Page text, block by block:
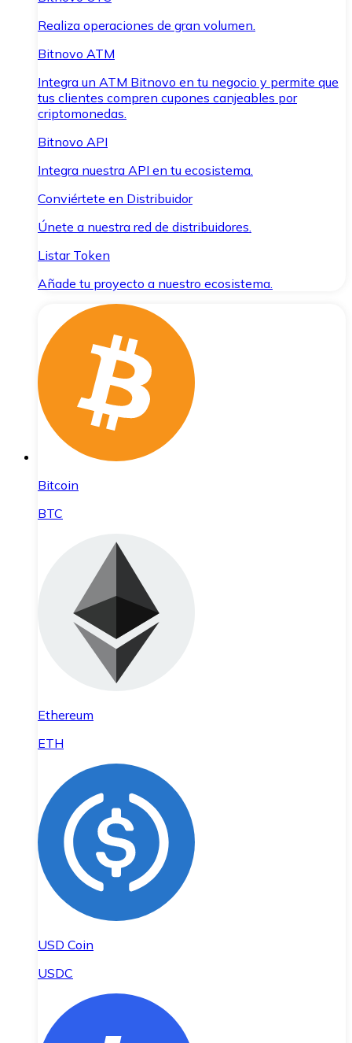
Realiza operaciones de gran volumen.
Bitnovo ATM
Integra un ATM Bitnovo en tu negocio y permite que
tus clientes compren cupones canjeables por
criptomonedas.
Bitnovo API
Integra nuestra API en tu ecosistema.
Conviértete en Distribuidor
Únete a nuestra red de distribuidores.
Listar Token
Añade tu proyecto a nuestro ecosistema.
Bitcoin
BTC
Ethereum
ETH
USD Coin
USDC